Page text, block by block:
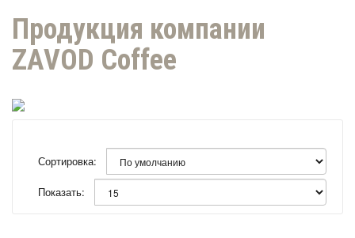
Продукция компании
ZAVOD Coffee
Сортировка:
Показать: